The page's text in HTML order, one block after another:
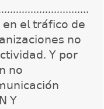
𝖾𝗅 𝗍𝗋𝖺́𝖿𝗂𝖼𝗈 𝖽𝖾
𝗇𝗈
𝖸 𝗉𝗈𝗋
𝗇𝗈
𝖸